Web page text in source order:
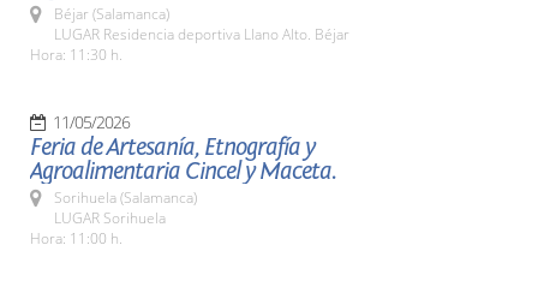
Béjar (Salamanca)
LUGAR Residencia deportiva Llano Alto. Béjar
Hora: 11:30 h.
11/05/2026
Feria de Artesanía, Etnografía y
Agroalimentaria Cincel y Maceta.
Sorihuela (Salamanca)
LUGAR Sorihuela
Hora: 11:00 h.